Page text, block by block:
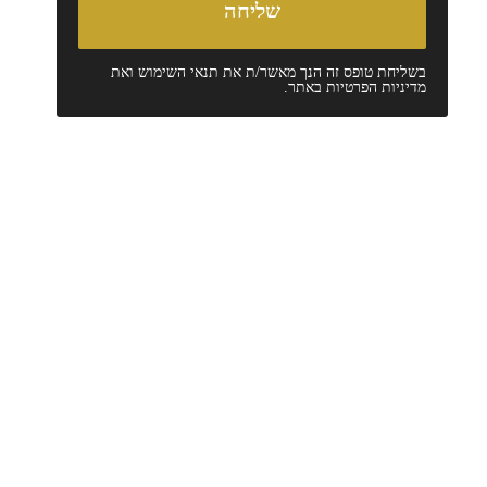
בשליחת טופס זה הנך מאשר/ת את תנאי השימושואת
מדיניות הפרטיותבאתר.